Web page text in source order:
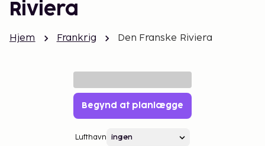
Riviera
Hjem Frankrig Den Franske Riviera
Begynd at planlægge
Lufthavn